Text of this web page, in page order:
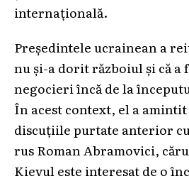
internațională.
Președintele ucrainean a
nu și-a dorit războiul și că a
negocieri încă de la
În acest context, el a
discuțiile purtate anterior
rus Roman Abramovici,
Kievul este interesat de o